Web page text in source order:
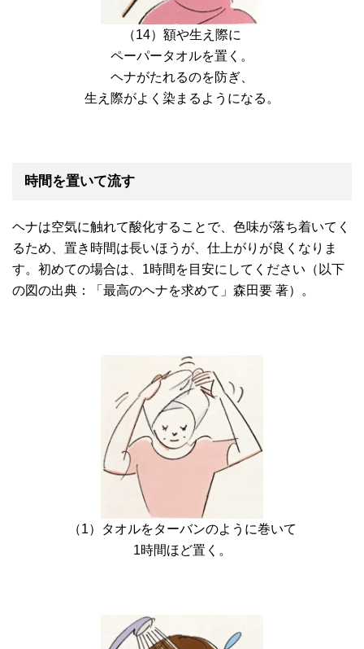
（14）額や生え際に
ペーパータオルを置く。
ヘナがたれるのを防ぎ、
生え際がよく染まるようになる。
時間を置いて流す
ヘナは空気に触れて酸化することで、色味が落ち着いてく
るため、置き時間は長いほうが、仕上がりが良くなりま
す。初めての場合は、1時間を目安にしてください（以下
の図の出典：「最高のヘナを求めて」森田要 著）。
（1）タオルをターバンのように巻いて
1時間ほど置く。